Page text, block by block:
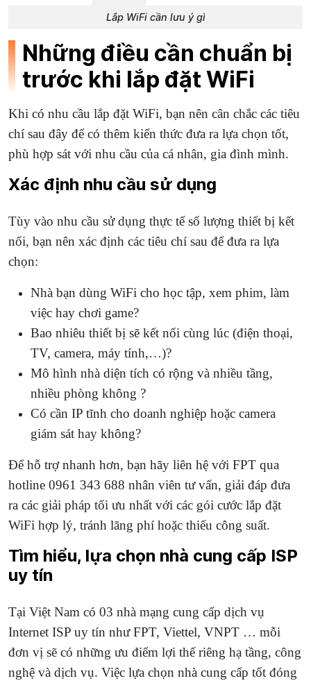
Lắp WiFi cần lưu ý gì
Những điều cần chuẩn bị
trước khi lắp đặt WiFi
Khi có nhu cầu lắp đặt WiFi, bạn nên cân chắc các tiêu
chí sau đây để có thêm kiến thức đưa ra lựa chọn tốt,
phù hợp sát với nhu cầu của cá nhân, gia đình mình.
Xác định nhu cầu sử dụng
Tùy vào nhu cầu sử dụng thực tế số lượng thiết bị kết
nối, bạn nên xác định các tiêu chí sau để đưa ra lựa
chọn:
Nhà bạn dùng WiFi cho học tập, xem phim, làm
việc hay chơi game?
Bao nhiêu thiết bị sẽ kết nối cùng lúc (điện thoại,
TV, camera, máy tính,…)?
Mô hình nhà diện tích có rộng và nhiều tầng,
nhiều phòng không ?
Có cần IP tĩnh cho doanh nghiệp hoặc camera
giám sát hay không?
Để hỗ trợ nhanh hơn, bạn hãy liên hệ với FPT qua
hotline 0961 343 688 nhân viên tư vấn, giải đáp đưa
ra các giải pháp tối ưu nhất với các gói cước lắp đặt
WiFi hợp lý, tránh lãng phí hoặc thiếu công suất.
Tìm hiểu, lựa chọn nhà cung cấp ISP
uy tín
Tại Việt Nam có 03 nhà mạng cung cấp dịch vụ
Internet ISP uy tín như FPT, Viettel, VNPT … mỗi
đơn vị sẽ có những ưu điểm lợi thế riêng hạ tầng, công
nghệ và dịch vụ. Việc lựa chọn nhà cung cấp tốt đóng